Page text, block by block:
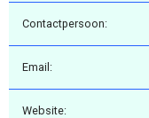
Contactpersoon:
Email:
Website: